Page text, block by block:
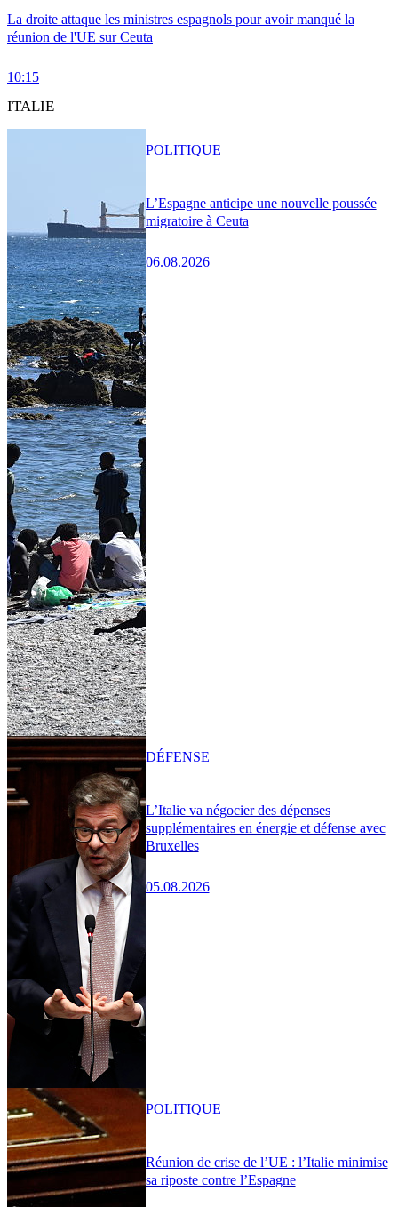
La droite attaque les ministres espagnols pour avoir manqué la
réunion de l'UE sur Ceuta
10:15
ITALIE
L’Espagne anticipe une nouvelle poussée
migratoire à Ceuta
06.08.2026
POLITIQUE
L’Italie va négocier des dépenses
supplémentaires en énergie et défense avec
Bruxelles
05.08.2026
DÉFENSE
Réunion de crise de l’UE : l’Italie minimise
sa riposte contre l’Espagne
POLITIQUE